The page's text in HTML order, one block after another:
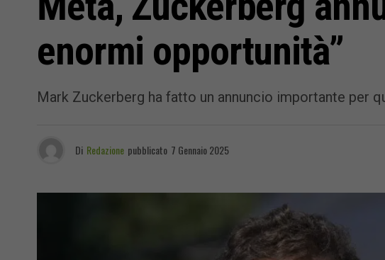
enormi opportunità”
Mark Zuckerberg ha fatto un annuncio importante per
Di Redazione pubblicato 7 Gennaio 2025